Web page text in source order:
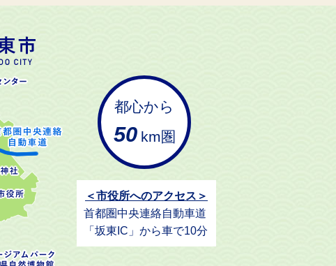
都心から
50 km圏
＜市役所へのアクセス＞
首都圏中央連絡自動車道
「坂東IC」から車で10分